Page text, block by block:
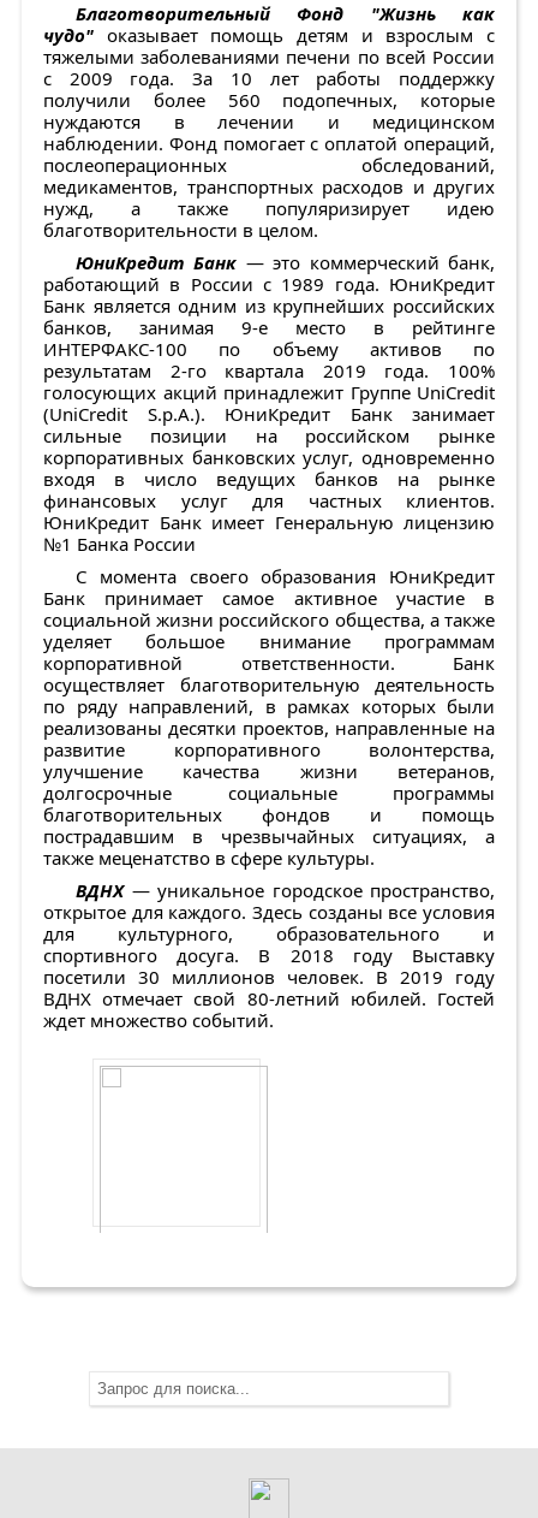
Благотворительный Фонд "Жизнь как
чудо" оказывает помощь детям и взрослым с
тяжелыми заболеваниями печени по всей России
с 2009 года. За 10 лет работы поддержку
получили более 560 подопечных, которые
нуждаются в лечении и медицинском
наблюдении. Фонд помогает с оплатой операций,
послеоперационных обследований,
медикаментов, транспортных расходов и других
нужд, а также популяризирует идею
благотворительности в целом.
ЮниКредит Банк — это коммерческий банк,
работающий в России с 1989 года. ЮниКредит
Банк является одним из крупнейших российских
банков, занимая 9-е место в рейтинге
ИНТЕРФАКС-100 по объему активов по
результатам 2-го квартала 2019 года. 100%
голосующих акций принадлежит Группе UniCredit
(UniCredit S.p.A.). ЮниКредит Банк занимает
сильные позиции на российском рынке
корпоративных банковских услуг, одновременно
входя в число ведущих банков на рынке
финансовых услуг для частных клиентов.
ЮниКредит Банк имеет Генеральную лицензию
№1 Банка России
C момента своего образования ЮниКредит
Банк принимает самое активное участие в
социальной жизни российского общества, а также
уделяет большое внимание программам
корпоративной ответственности. Банк
осуществляет благотворительную деятельность
по ряду направлений, в рамках которых были
реализованы десятки проектов, направленные на
развитие корпоративного волонтерства,
улучшение качества жизни ветеранов,
долгосрочные социальные программы
благотворительных фондов и помощь
пострадавшим в чрезвычайных ситуациях, а
также меценатство в сфере культуры.
ВДНХ— уникальное городское пространство,
открытое для каждого. Здесь созданы все условия
для культурного, образовательного и
спортивного досуга. В 2018 году Выставку
посетили 30 миллионов человек. В 2019 году
ВДНХ отмечает свой 80-летний юбилей. Гостей
ждет множество событий.